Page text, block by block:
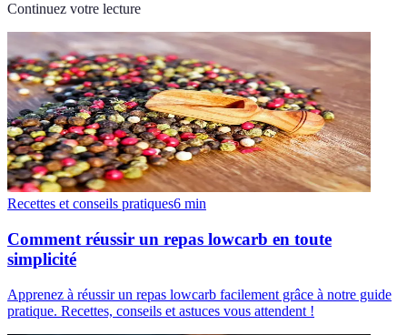
Continuez votre lecture
Recettes et conseils pratiques6 min
Comment réussir un repas lowcarb en toute
simplicité
Apprenez à réussir un repas lowcarb facilement grâce à notre guide
pratique. Recettes, conseils et astuces vous attendent !